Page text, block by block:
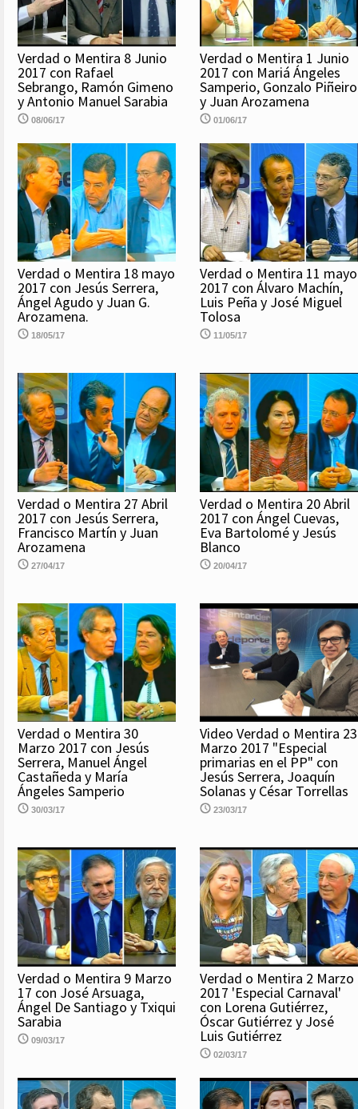
Verdad o Mentira 8 Junio
2017 con Rafael
Sebrango, Ramón Gimeno
y Antonio Manuel Sarabia
08/06/17
Verdad o Mentira 1 Junio
2017 con Mariá Ángeles
Samperio, Gonzalo Piñeiro
y Juan Arozamena
01/06/17
Verdad o Mentira 18 mayo
2017 con Jesús Serrera,
Ángel Agudo y Juan G.
Arozamena.
18/05/17
Verdad o Mentira 11 mayo
2017 con Álvaro Machín,
Luis Peña y José Miguel
Tolosa
11/05/17
Verdad o Mentira 27 Abril
2017 con Jesús Serrera,
Francisco Martín y Juan
Arozamena
27/04/17
Verdad o Mentira 20 Abril
2017 con Ángel Cuevas,
Eva Bartolomé y Jesús
Blanco
20/04/17
Verdad o Mentira 30
Marzo 2017 con Jesús
Serrera, Manuel Ángel
Castañeda y María
Ángeles Samperio
30/03/17
Video Verdad o Mentira 23
Marzo 2017 "Especial
primarias en el PP" con
Jesús Serrera, Joaquín
Solanas y César Torrellas
23/03/17
Verdad o Mentira 9 Marzo
17 con José Arsuaga,
Ángel De Santiago y Txiqui
Sarabia
09/03/17
Verdad o Mentira 2 Marzo
2017 'Especial Carnaval'
con Lorena Gutiérrez,
Óscar Gutiérrez y José
Luis Gutiérrez
02/03/17